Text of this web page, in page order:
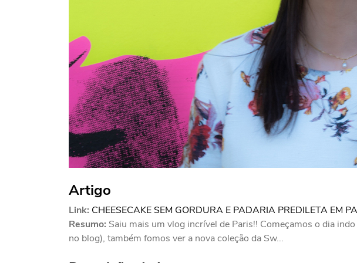
Artigo
Link: CHEESECAKE SEM GORDURA E PADARIA PREDILETA EM
Resumo: Saiu mais um vlog incrível de Paris!! Começamos o dia
no blog), também fomos ver a nova coleção da Sw...